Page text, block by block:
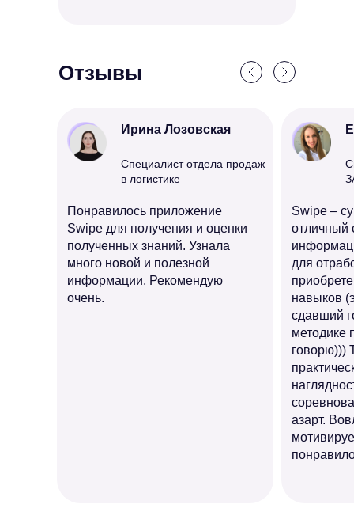
Отзывы
Ирина Лозовская
Специалист отдела продаж
в логистике
Понравилось приложение
Swipe для получения и оценки
полученных знаний. Узнала
много новой и полезной
информации. Рекомендую
очень.
Swipe –
отличный
для
навыков
сдавший
методике
говорю)))
азарт.